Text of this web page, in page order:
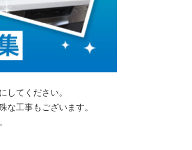
してください。
工事もございます。